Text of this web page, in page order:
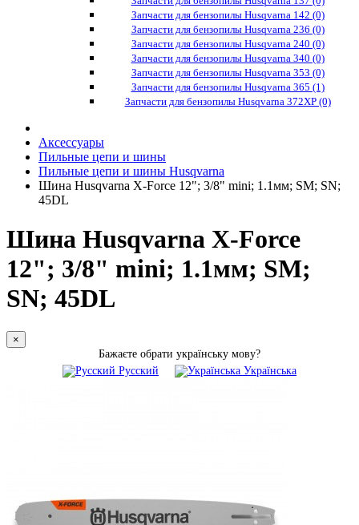
Запчасти для бензопилы Husqvarna 142 (0)
Запчасти для бензопилы Husqvarna 236 (0)
Запчасти для бензопилы Husqvarna 240 (0)
Запчасти для бензопилы Husqvarna 340 (0)
Запчасти для бензопилы Husqvarna 353 (0)
Запчасти для бензопилы Husqvarna 365 (1)
Запчасти для бензопилы Husqvarna 372XP (0)
Аксессуары
Пильные цепи и шины
Пильные цепи и шины Husqvarna
Шина Husqvarna X-Force 12"; 3/8" mini; 1.1мм; SM; SN;
45DL
Шина Husqvarna X-Force
12"; 3/8" mini; 1.1мм; SM;
SN; 45DL
×
Бажаєте обрати українську мову?
Русский
Українська